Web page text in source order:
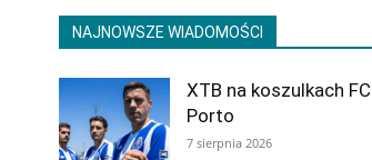
NAJNOWSZE WIADOMOŚCI
XTB na koszulkach FC
Porto
7 sierpnia 2026